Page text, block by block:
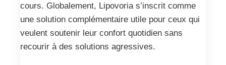
cours. Globalement, Lipovoria s’inscrit comme
une solution complémentaire utile pour ceux qui
veulent soutenir leur confort quotidien sans
recourir à des solutions agressives.